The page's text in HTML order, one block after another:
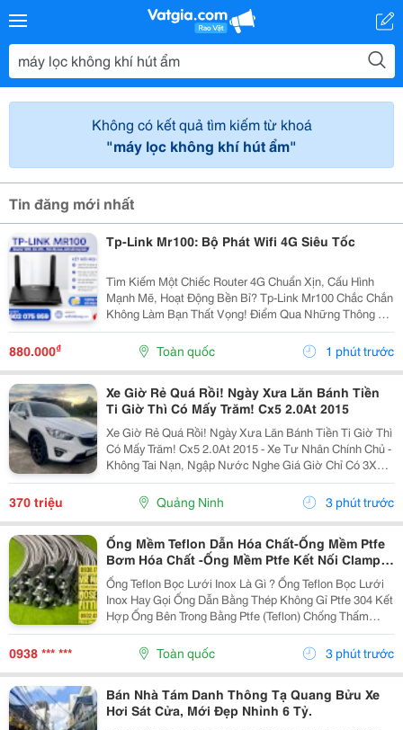
Không có kết quả tìm kiếm từ khoá
"máy lọc không khí hút ẩm"
Tin đăng mới nhất
Tp-Link Mr100: Bộ Phát Wifi 4G Siêu Tốc
Tìm Kiếm Một Chiếc Router 4G Chuẩn Xịn, Cấu Hình
Mạnh Mẽ, Hoạt Động Bền Bỉ? Tp-Link Mr100 Chắc Chắn
Không Làm Bạn Thất Vọng! Điểm Qua Những Thông Số
Đáng Tiền Của Em Nó: Chuẩn Mạng: 4G Lte Tốc Độ Tải
Xuống 150Mbps, Tải Lên 50Mbps. Tốc Độ Wifi:...
880.000₫ Toàn quốc 1 phút trước
Xe Giờ Rẻ Quá Rồi! Ngày Xưa Lăn Bánh Tiền
Ti Giờ Thì Có Mấy Trăm! Cx5 2.0At 2015
Xe Giờ Rẻ Quá Rồi! Ngày Xưa Lăn Bánh Tiền Ti Giờ Thì
Có Mấy Trăm! Cx5 2.0At 2015 - Xe Tư Nhân Chính Chủ -
Không Tai Nạn, Ngập Nước Nghe Giá Giờ Chỉ Có 3Xx
Cụ Nào Ưng Alo Em! Liên Hệ: 0974078288 Xem Xe Tại:
Phú Diễn - Hà Nội
370 triệu Quảng Ninh 3 phút trước
Ống Mềm Teflon Dẫn Hóa Chất-Ống Mềm Ptfe
Bơm Hóa Chất -Ống Mềm Ptfe Kết Nối Clamp-
Ống Mềm Ptfe Kết Nối Mặt Bích-Ống Mềm Ptfe
Kết Nối Ren Côn Lõm-Ống Mềm Ptfe Kết Nối
Rắc Co Vi Sinh-Ống Mềm Ptfe Kết Nối Ren
Ngoài
Ống Teflon Bọc Lưới Inox Là Gì ? Ống Teflon Bọc Lưới
Inox Hay Gọi Ống Dẫn Bằng Thép Không Gỉ Ptfe 304 Kết
Hợp Ống Bên Trong Bằng Ptfe (Teflon) Chống Thấm
Chất Lỏng Với Lớp Vỏ Ngoài Bện Bằng Thép Không Gỉ
304 Để Tăng Cường Khả Năng Chịu Áp Lực Và...
0938 *** *** Toàn quốc 3 phút trước
Bán Nhà Tám Danh Thông Tạ Quang Bửu Xe
Hơi Sát Cửa, Mới Đẹp Nhỉnh 6 Tỷ.